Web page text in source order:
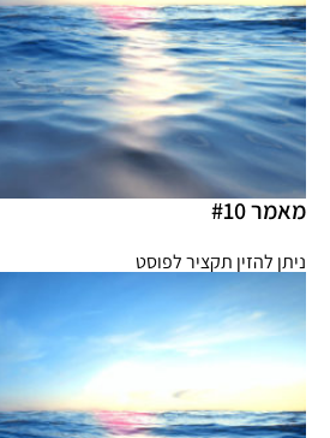
מאמר #10
ניתן להזין תקציר לפוסט